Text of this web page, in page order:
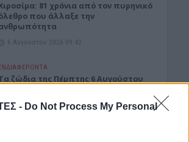
- Do Not Process My Personal
81 χρόνια από τον πυρηνικό
που άλλαξε την
6 Αυγούστου 2026 09:42
ζώδια της Πέμπτης 6 Αυγούστου
αυτή την εβδομάδα